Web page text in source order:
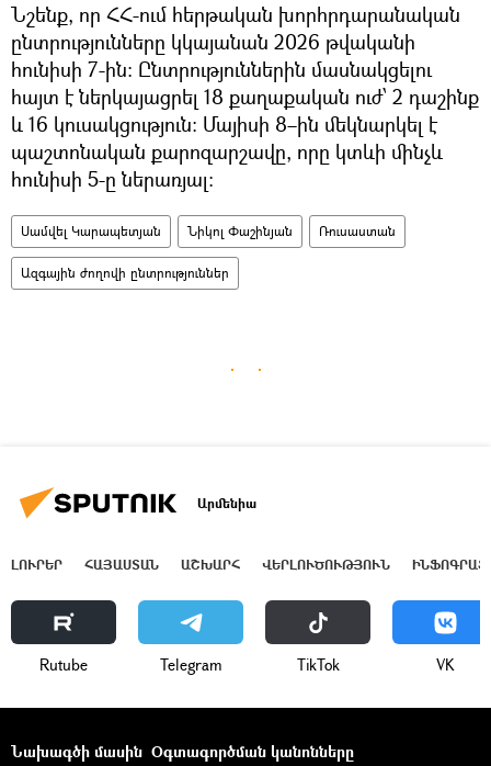
Նշենք, որ ՀՀ-ում հերթական խորհրդարանական
ընտրությունները կկայանան 2026 թվականի
հունիսի 7-ին։ Ընտրություններին մասնակցելու
հայտ է ներկայացրել 18 քաղաքական ուժ՝ 2 դաշինք
և 16 կուսակցություն։ Մայիսի 8–ին մեկնարկել է
պաշտոնական քարոզարշավը, որը կտևի մինչև
հունիսի 5-ը ներառյալ։
Սամվել Կարապետյան Նիկոլ Փաշինյան Ռուսաստան
Ազգային ժողովի ընտրություններ
Արմենիա
ԼՈՒՐԵՐ ՀԱՅԱՍՏԱՆ ԱՇԽԱՐՀ ՎԵՐԼՈՒԾՈՒԹՅՈՒՆ
Rutube Telegram ТikТоk VK
Նախագծի մասին Օգտագործման կանոնները